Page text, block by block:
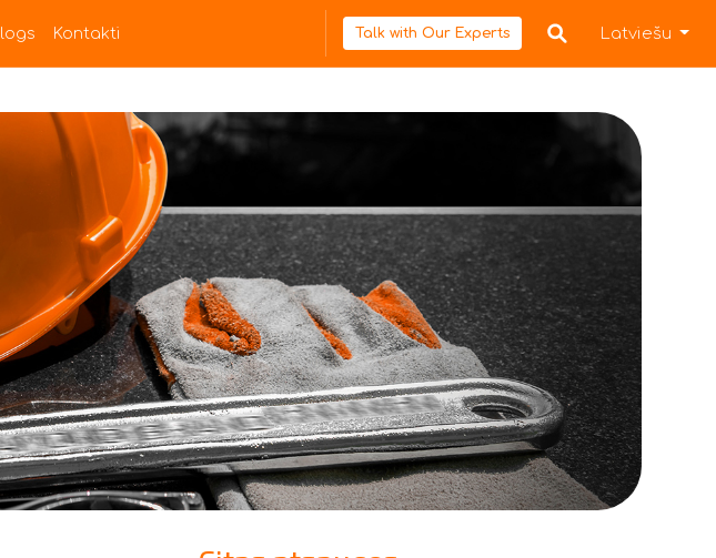
Kontakti Talk with Our Experts Latviešu